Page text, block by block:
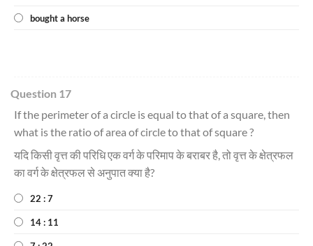
bought a horse
Question 17
If the perimeter of a circle is equal to that of a square, then
what is the ratio of area of circle to that of square ?
यदि किसी वृत्त की परिधि एक वर्ग के परिमाप के बराबर है, तो वृत्त के क्षेत्रफल
का वर्ग के क्षेत्रफल से अनुपात क्या है?
22 : 7
14 : 11